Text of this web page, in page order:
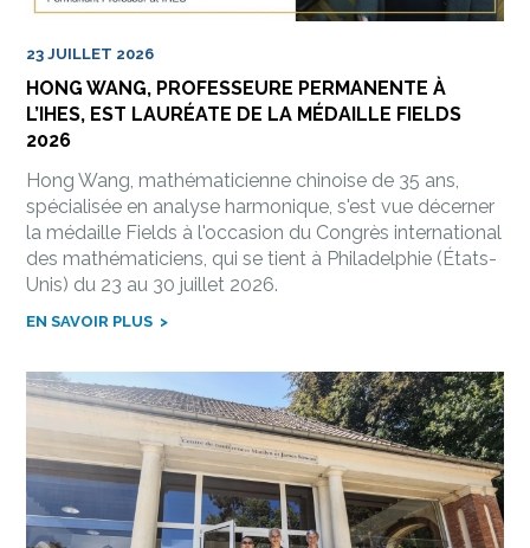
23 JUILLET 2026
HONG WANG, PROFESSEURE PERMANENTE À
L’IHES, EST LAURÉATE DE LA MÉDAILLE FIELDS
2026
Hong Wang, mathématicienne chinoise de 35 ans,
spécialisée en analyse harmonique, s'est vue décerner
la médaille Fields à l'occasion du Congrès international
des mathématiciens, qui se tient à Philadelphie (États-
Unis) du 23 au 30 juillet 2026.
EN SAVOIR PLUS